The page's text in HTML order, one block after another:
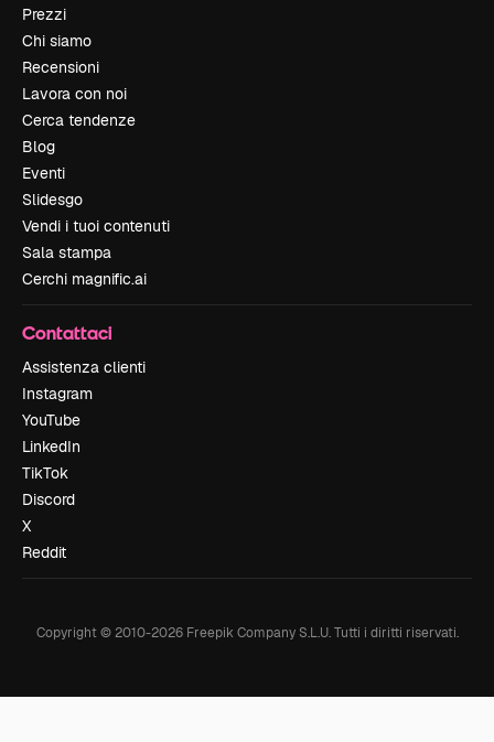
Prezzi
Chi siamo
Recensioni
Lavora con noi
Cerca tendenze
Blog
Eventi
Slidesgo
Vendi i tuoi contenuti
Sala stampa
Cerchi magnific.ai
Contattaci
Assistenza clienti
Instagram
YouTube
LinkedIn
TikTok
Discord
X
Reddit
Copyright © 2010-2026Freepik Company S.L.U. Tutti i diritti riservati.